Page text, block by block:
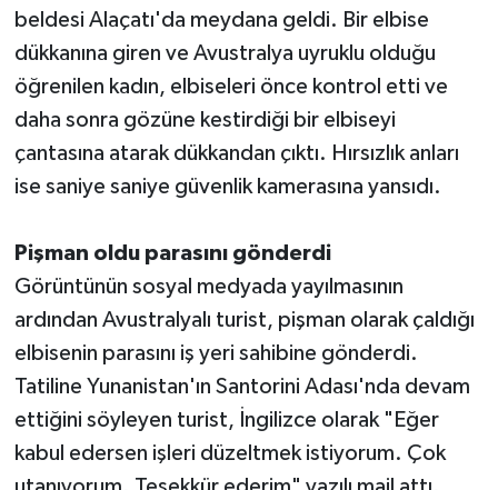
beldesi Alaçatı'da meydana geldi. Bir elbise
dükkanına giren ve Avustralya uyruklu olduğu
öğrenilen kadın, elbiseleri önce kontrol etti ve
daha sonra gözüne kestirdiği bir elbiseyi
çantasına atarak dükkandan çıktı. Hırsızlık anları
ise saniye saniye güvenlik kamerasına yansıdı.
Pişman oldu parasını gönderdi
Görüntünün sosyal medyada yayılmasının
ardından Avustralyalı turist, pişman olarak çaldığı
elbisenin parasını iş yeri sahibine gönderdi.
Tatiline Yunanistan'ın Santorini Adası'nda devam
ettiğini söyleyen turist, İngilizce olarak "Eğer
kabul edersen işleri düzeltmek istiyorum. Çok